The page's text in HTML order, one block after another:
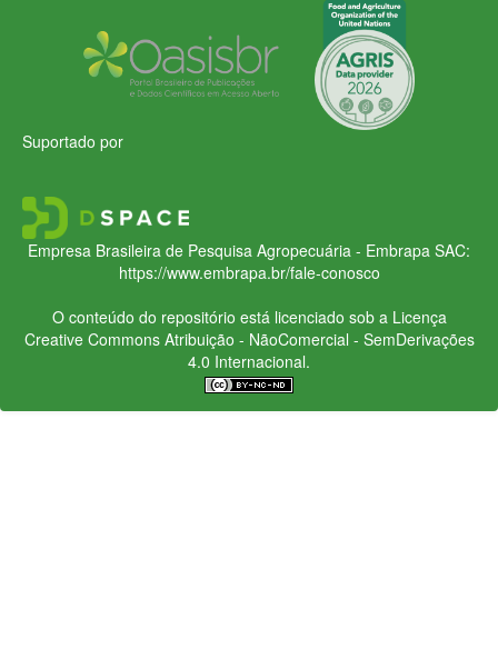
Suportado por
Empresa Brasileira de Pesquisa Agropecuária - Embrapa SAC:
https://www.embrapa.br/fale-conosco
O conteúdo do repositório está licenciado sob a Licença
Creative CommonsAtribuição - NãoComercial - SemDerivações
4.0 Internacional.